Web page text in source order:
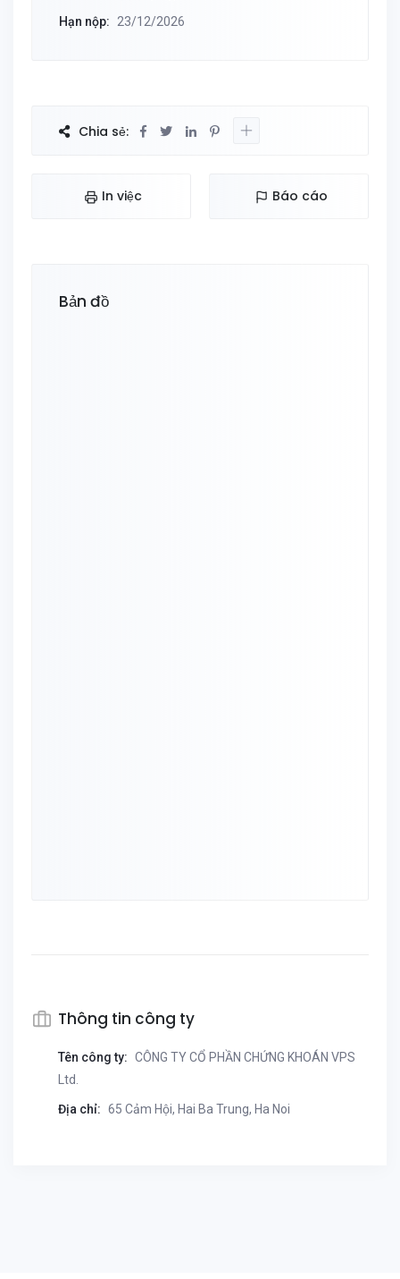
Hạn nộp: 23/12/2026
Chia sẻ:
In việc Báo cáo
Bản đồ
Thông tin công ty
Tên công ty: CÔNG TY CỔ PHẦN CHỨNG KHOÁN VPS
Ltd.
Địa chỉ: 65 Cảm Hội, Hai Ba Trung, Ha Noi